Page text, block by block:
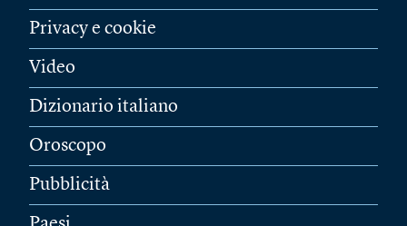
Privacy e cookie
Video
Dizionario italiano
Oroscopo
Pubblicità